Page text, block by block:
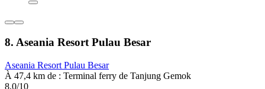
8. Aseania Resort Pulau Besar
Aseania Resort Pulau Besar
À 47,4 km de : Terminal ferry de Tanjung Gemok
8,0/10